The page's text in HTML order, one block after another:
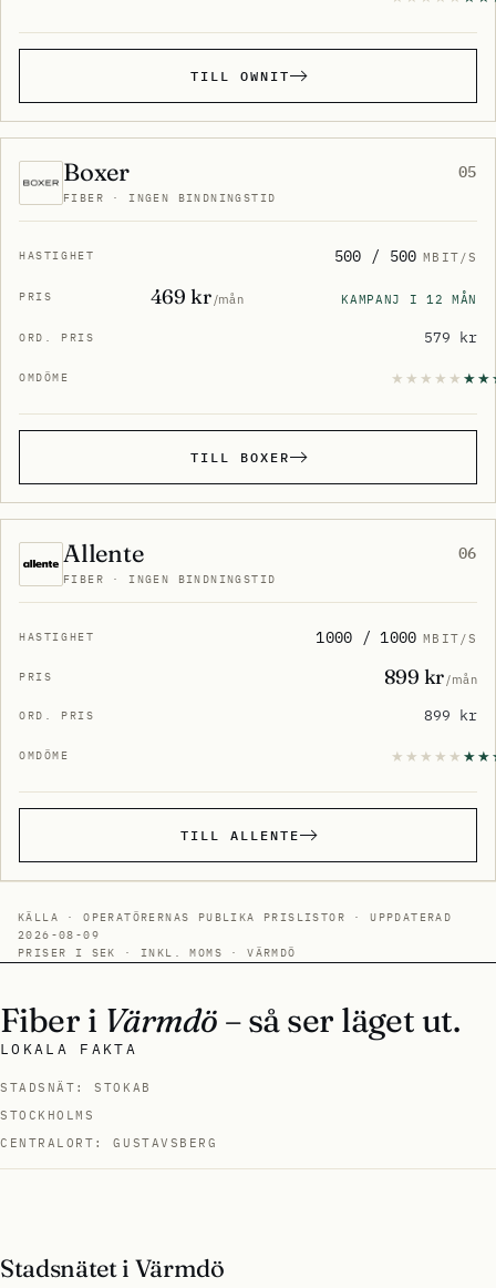
TILL OWNIT
05
Boxer
FIBER · INGEN BINDNINGSTID
500 / 500 MBIT/S
469 kr/mån KAMPANJ I 12 MÅN
579 kr
TILL BOXER
06
Allente
FIBER · INGEN BINDNINGSTID
1000 / 1000 MBIT/S
899 kr /mån
899 kr
TILL ALLENTE
KÄLLA · OPERATÖRERNAS PUBLIKA PRISLISTOR · UPPDATERAD
2026-08-09
PRISER I SEK · INKL. MOMS · VÄRMDÖ
Fiber i Värmdö – så ser läget ut.
LOKALA FAKTA
STADSNÄT: STOKAB
STOCKHOLMS
CENTRALORT: GUSTAVSBERG
Stadsnätet i Värmdö